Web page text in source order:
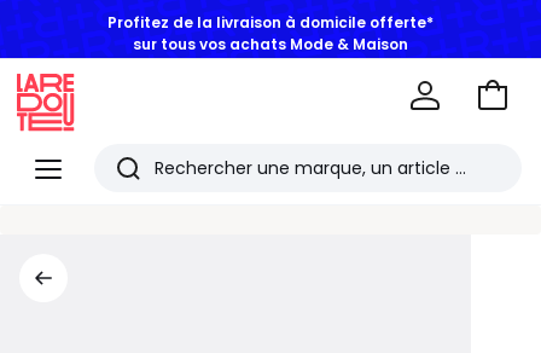
Profitez de la livraison à domicile offerte*
sur tous vos achats Mode & Maison
Menu
Redoute
Rechercher
Aller